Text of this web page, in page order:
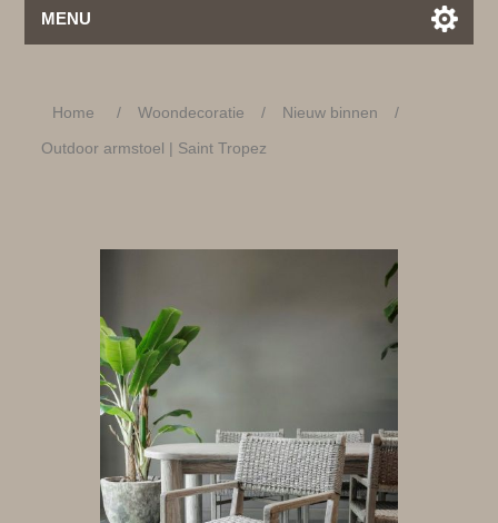
MENU
Home / Woondecoratie / Nieuw binnen
/
Outdoor armstoel | Saint Tropez